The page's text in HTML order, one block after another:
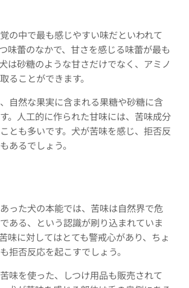
の中で最も感じやすい味だといわれて
味蕾のなかで、甘さを感じる味蕾が最も
は砂糖のような甘さだけでなく、アミノ
ることができます。
自然な果実に含まれる果糖や砂糖に含
。人工的に作られた甘味には、苦味成分
とも多いです。犬が苦味を感じ、拒否反
あるでしょう。
った犬の本能では、苦味は自然界で危
ある、という認識が刷り込まれていま
味に対してはとても警戒心があり、ちょ
拒否反応を起こすでしょう。
味を使った、しつけ用品も販売されて